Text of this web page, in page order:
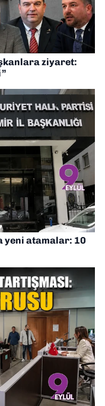
ziyaret:
yeni atamalar: 10